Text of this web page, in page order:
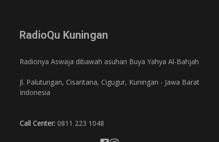
RadioQu Kuningan
Radionya Aswaja dibawah asuhan Buya Yahya Al-Bahjah
Jl. Palutungan, Cisantana, Cigugur, Kuningan - Jawa Barat
Indonesia
Call Center: 0811 223 1048